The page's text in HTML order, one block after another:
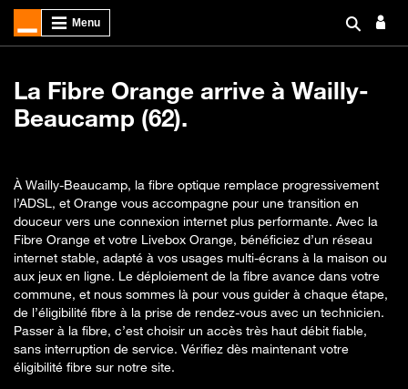
La Fibre Orange arrive à Wailly-
Beaucamp (62).
À Wailly-Beaucamp, la fibre optique remplace progressivement
l’ADSL, et Orange vous accompagne pour une transition en
douceur vers une connexion internet plus performante. Avec la
Fibre Orange et votre Livebox Orange, bénéficiez d’un réseau
internet stable, adapté à vos usages multi-écrans à la maison ou
aux jeux en ligne. Le déploiement de la fibre avance dans votre
commune, et nous sommes là pour vous guider à chaque étape,
de l’éligibilité fibre à la prise de rendez-vous avec un technicien.
Passer à la fibre, c’est choisir un accès très haut débit fiable,
sans interruption de service. Vérifiez dès maintenant votre
éligibilité fibre sur notre site.